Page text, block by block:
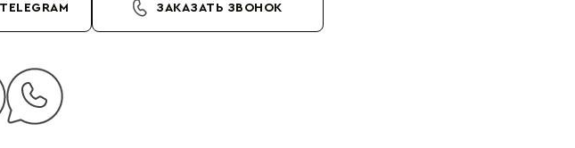
ЗАКАЗАТЬ ЗВОНОК